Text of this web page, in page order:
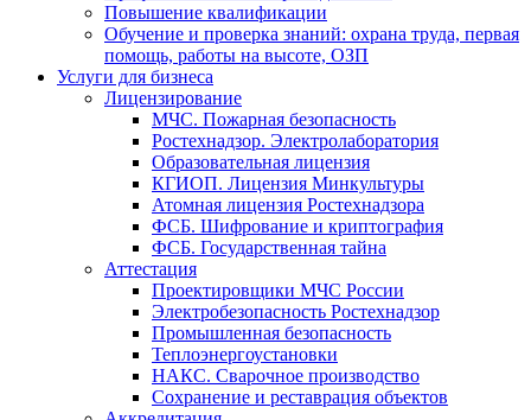
Повышение квалификации
Обучение и проверка знаний: охрана труда, первая
помощь, работы на высоте, ОЗП
Услуги для бизнеса
Лицензирование
МЧС. Пожарная безопасность
Ростехнадзор. Электролаборатория
Образовательная лицензия
КГИОП. Лицензия Минкультуры
Атомная лицензия Ростехнадзора
ФСБ. Шифрование и криптография
ФСБ. Государственная тайна
Аттестация
Проектировщики МЧС России
Электробезопасность Ростехнадзор
Промышленная безопасность
Теплоэнергоустановки
НАКС. Сварочное производство
Сохранение и реставрация объектов